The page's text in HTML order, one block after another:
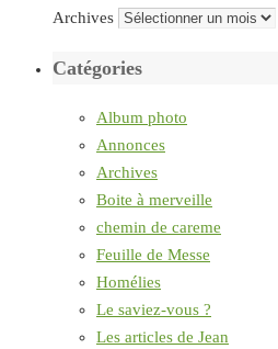
Archives
Catégories
Album photo
Annonces
Archives
Boite à merveille
chemin de careme
Feuille de Messe
Homélies
Le saviez-vous ?
Les articles de Jean